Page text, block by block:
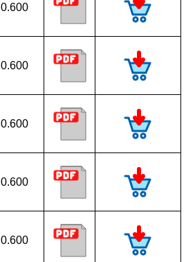
0.600
0.600
0.600
0.600
0.600